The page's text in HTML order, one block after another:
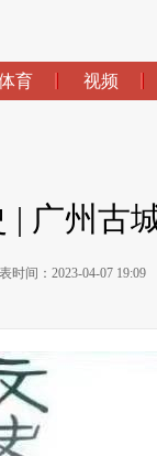
育 视频
| 广州
时间：2023-04-07 19:09